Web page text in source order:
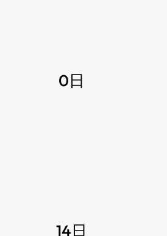
0日
14日